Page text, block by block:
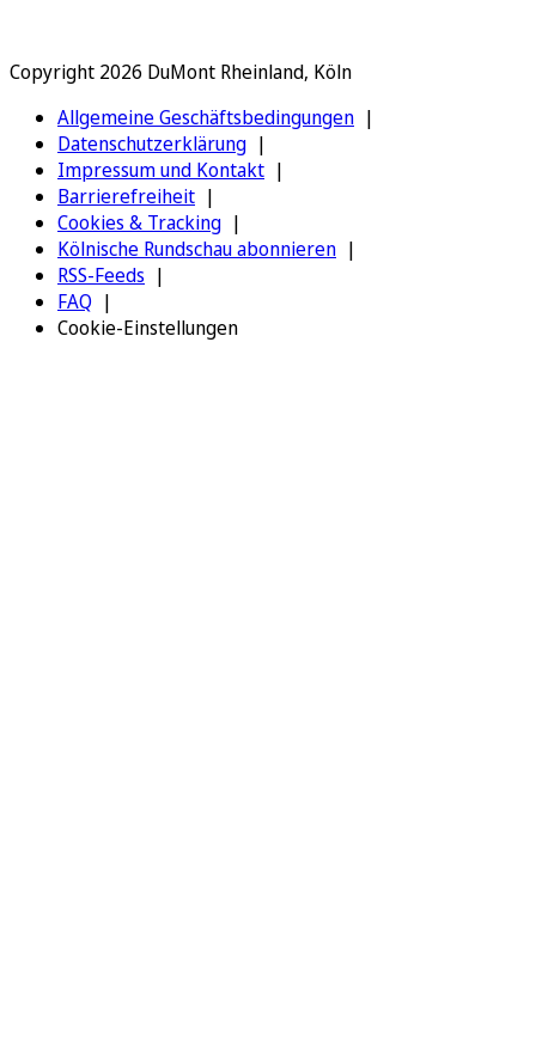
Copyright 2026 DuMont Rheinland, Köln
Allgemeine Geschäftsbedingungen
Datenschutzerklärung
Impressum und Kontakt
Barrierefreiheit
Cookies & Tracking
Kölnische Rundschau abonnieren
RSS-Feeds
FAQ
Cookie-Einstellungen